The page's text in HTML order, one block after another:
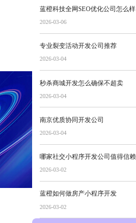
蓝橙科技全网SEO优化公司怎么样
2026-03-06
专业裂变活动开发公司推荐
2026-03-04
秒杀商城开发怎么确保不超卖
2026-03-04
南京优质协同开发公司
2026-03-04
哪家社交小程序开发公司值得信赖
2026-03-02
蓝橙如何做房产小程序开发
2026-03-02